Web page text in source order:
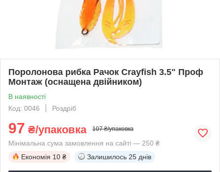
Поролонова рибка Рачок Crayfish 3.5" Проф
Монтаж (оснащена двійником)
В наявності
Код: 0046
Роздріб
97 ₴/упаковка 107 ₴/упаковка
Мінімальна сума замовлення на сайті — 250 ₴
Економія 10 ₴ Залишилось 25 днів